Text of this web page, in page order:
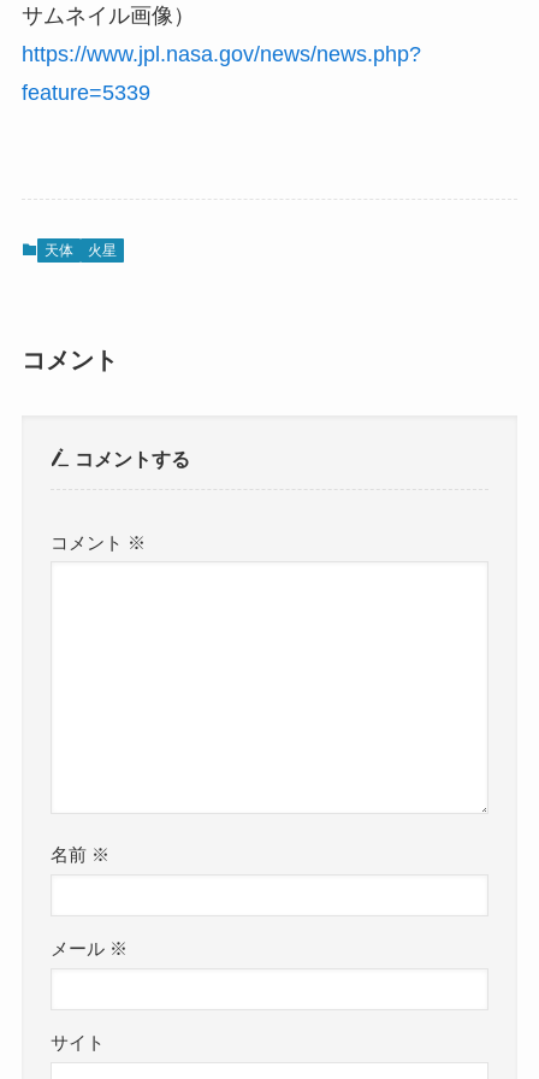
サムネイル画像）
https://www.jpl.nasa.gov/news/news.php?
feature=5339
天体 火星
コメント
コメントする
コメント ※
名前 ※
メール ※
サイト